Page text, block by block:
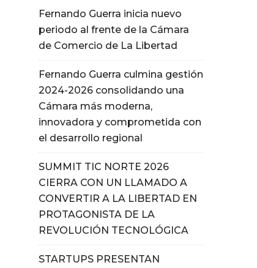
Fernando Guerra inicia nuevo
periodo al frente de la Cámara
de Comercio de La Libertad
Fernando Guerra culmina gestión
2024-2026 consolidando una
Cámara más moderna,
innovadora y comprometida con
el desarrollo regional
SUMMIT TIC NORTE 2026
CIERRA CON UN LLAMADO A
CONVERTIR A LA LIBERTAD EN
PROTAGONISTA DE LA
REVOLUCIÓN TECNOLÓGICA
STARTUPS PRESENTAN